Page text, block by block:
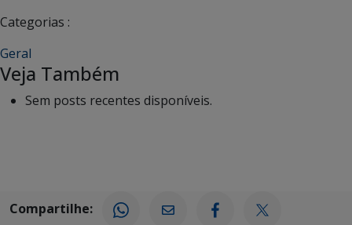
Categorias :
Geral
Veja Também
Sem posts recentes disponíveis.
Compartilhe: